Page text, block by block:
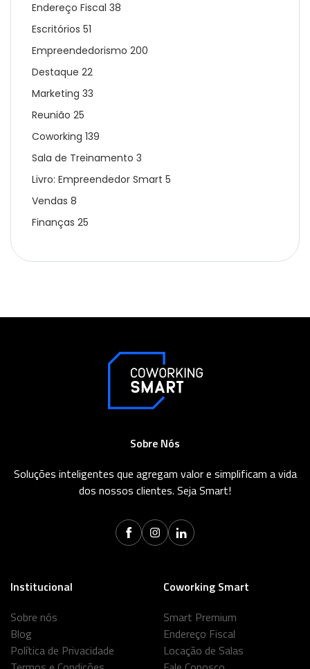
Endereço Fiscal 38
Escritórios 51
Empreendedorismo 200
Destaque 22
Marketing 33
Reunião 25
Coworking 139
Sala de Treinamento 3
Livro: Empreendedor Smart 5
Vendas 8
Finanças 25
Sobre Nós
Soluções inteligentes que agregam valor e simplificam a vida
dos nossos clientes. Seja Smart!
Institucional
Sobre nós
Blog
Política de Privacidade
Coworking Smart
Smart Premium
Endereço Fiscal
Locação de Salas